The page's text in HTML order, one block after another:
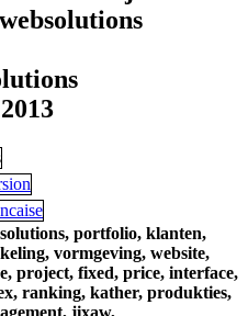
portfolio, klanten,
vormgeving, website,
project, fixed, price, interface,
ranking, kather, produkties,